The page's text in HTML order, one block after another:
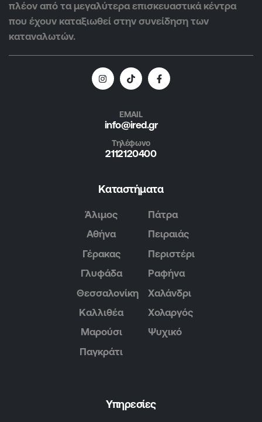
πλέον από τα μεγαλύτερα επισκευαστικά κέντρα
που έχουν καταξιωθεί στην συνείδηση των
καταναλωτών.
EMAIL
info@ired.gr
Τηλέφωνο
2112120400
Καταστήματα
Άλιμος
Αθήνα
Γέρακας
Γλυφάδα
Θεσσαλονίκη
Καλλιθέα
Μαρούσι
Παγκράτι
Πάτρα
Πειραιάς
Περιστέρι
Ραφήνα
Χαλάνδρι
Χολαργός
Ψυχικό
Υπηρεσίες